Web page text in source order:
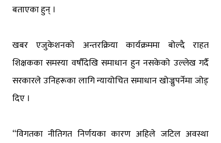
बताएका हुन् ।
खबर एजुकेशनको अन्तरक्रिया कार्यक्रममा बोल्दै राहत
शिक्षकका समस्या वर्षौंदेखि समाधान हुन नसकेको उल्लेख गर्दै
सरकारले उनिहरूका लागि न्यायोचित समाधान खोज्नुपर्नेमा जोड्
दिए ।
“विगतका नीतिगत निर्णयका कारण अहिले जटिल अवस्था